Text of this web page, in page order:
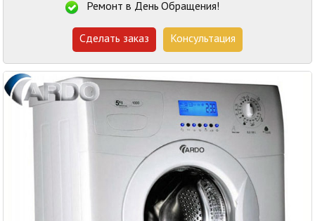
Ремонт в День Обращения!
Сделать заказ Консультация